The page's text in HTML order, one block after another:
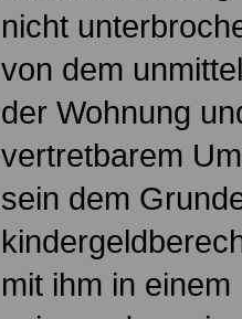
nicht
von dem
der Wohnung
vertretbarem
sein dem
mit ihm in